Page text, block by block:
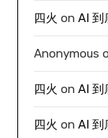
四火 onAI 到
Anonymous
四火 onAI 到
四火 onAI 到